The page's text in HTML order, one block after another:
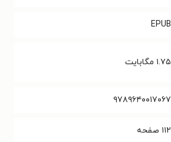
EPUB
۱.۷۵ مگابایت
۹۷۸۹۶۴۰۰۱۷۰۶۷
۱۱۲ صفحه